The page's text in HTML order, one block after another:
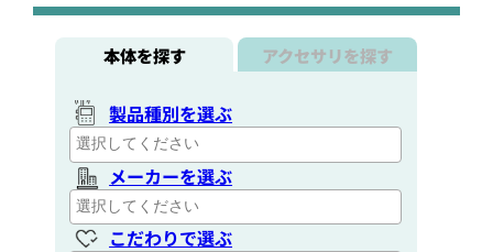
本体を探す アクセサリを探す
製品種別を選ぶ
メーカーを選ぶ
こだわりで選ぶ